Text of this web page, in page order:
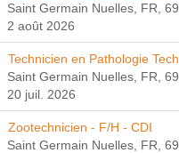
Saint Germain Nuelles, FR,
2 août 2026
Technicien en Pathologie
Saint Germain Nuelles, FR,
20 juil. 2026
Zootechnicien - F/H - CDI
Saint Germain Nuelles, FR,